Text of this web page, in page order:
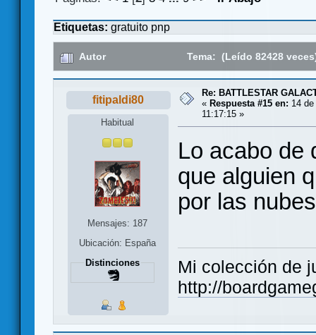
Etiquetas: gratuito pnp
Autor Tema: (Leído 82428
fitipaldi80
Habitual
Mensajes: 187
Ubicación: España
Distinciones
Re: BATTLESTAR
« Respuesta #15 en: 14
11:17:15 »
Lo acabo de
que alguien
por las
Mi colección de
http://